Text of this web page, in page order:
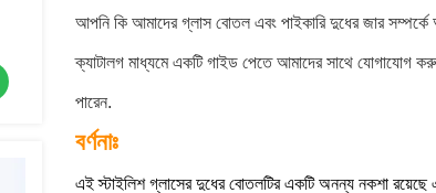
আপনি কি আমাদের গ্লাস বোতল এবং পাইকারি দুধের জার
ক্যাটালগ মাধ্যমে একটি গাইড পেতে আমাদের সাথে যোগাযোগ
পারেন.
বর্ণনাঃ
এই স্টাইলিশ গ্লাসের দুধের বোতলটির একটি অনন্য নকশা রয়েছে